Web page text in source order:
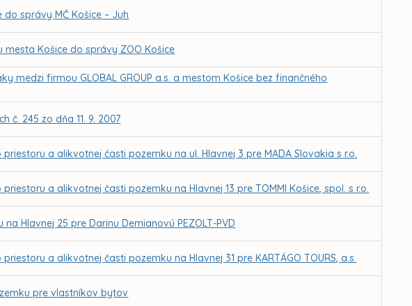
správy MČ Košice – Juh
mesta Košice do správy ZOO Košice
medzi firmou GLOBAL GROUP a.s. a mestom Košice bez finančného
č. 245 zo dňa 11. 9. 2007
a alikvotnej časti pozemku na ul. Hlavnej 3 pre MADA Slovakia s r.o.
a alikvotnej časti pozemku na Hlavnej 13 pre TOMMI Košice, spol. s r.o.
Hlavnej 25 pre Darinu Demianovú PEZOLT-PVD
a alikvotnej časti pozemku na Hlavnej 31 pre KARTÁGO TOURS, a.s.
pre vlastníkov bytov